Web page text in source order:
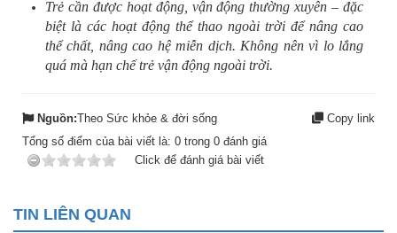
Trẻ cần được hoạt động, vận động thường xuyên – đặc
biệt là các hoạt động thể thao ngoài trời để nâng cao
thể chất, nâng cao hệ miễn dịch. Không nên vì lo lắng
quá mà hạn chế trẻ vận động ngoài trời.
Nguồn:Theo Sức khỏe & đời sống
Copy link
Tổng số điểm của bài viết là: 0 trong 0 đánh giá
Click để đánh giá bài viết
TIN LIÊN QUAN